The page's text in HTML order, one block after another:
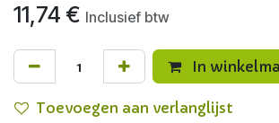
11,74 € Inclusief btw
In
Toevoegen aan verlanglijst